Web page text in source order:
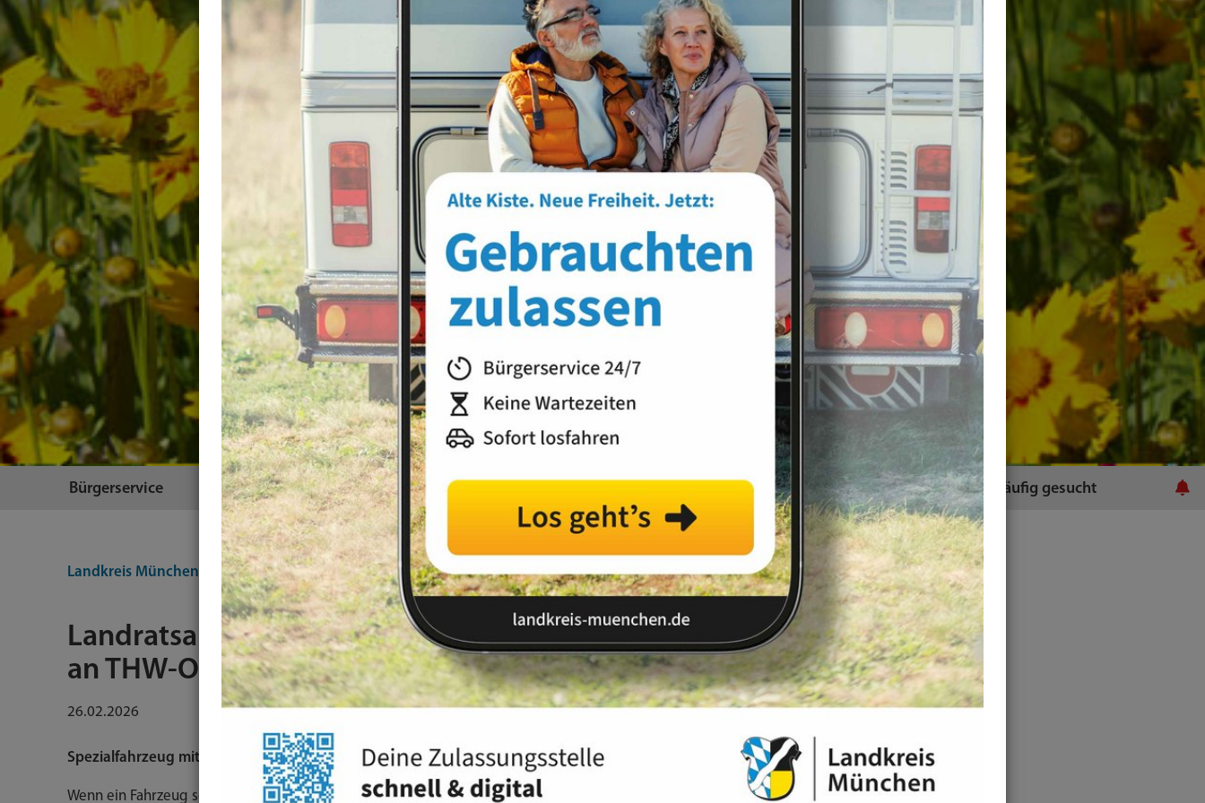
Bürgerservice Themen Landratsamt Häufig gesucht
Landkreis München Artikel
Landratsamt übergibt neues Wechselladerfahrzeug
an THW-Ortsverband München-Land
26.02.2026
Spezialfahrzeug mit Kran und Abrollsystem
Wenn ein Fahrzeug schon beim ersten Anblick klar macht, dass es für große Aufgaben gebaut wurde, dann